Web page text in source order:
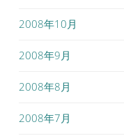
2008年10月
2008年9月
2008年8月
2008年7月